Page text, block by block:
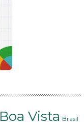
Boa Vista Brasil